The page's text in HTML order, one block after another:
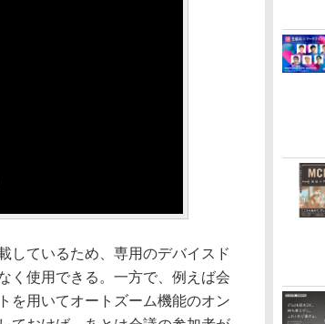
しているため、専用のデバイスド
く使用できる。一方で、例えば会
を用いてオートズーム機能のオン